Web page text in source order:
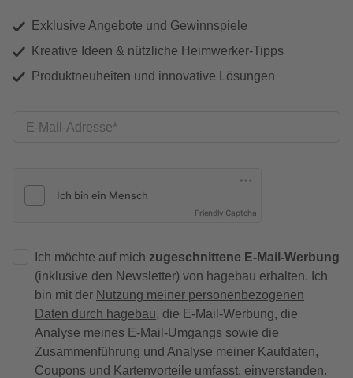
Exklusive Angebote und Gewinnspiele
Kreative Ideen & nützliche Heimwerker-Tipps
Produktneuheiten und innovative Lösungen
E-Mail-Adresse
Friendly Captcha
Ich möchte auf mich zugeschnittene E-Mail-Werbung
(inklusive den Newsletter) von hagebau erhalten. Ich
bin mit der Nutzung meiner personenbezogenen
Daten durch hagebau, die E-Mail-Werbung, die
Analyse meines E-Mail-Umgangs sowie die
Zusammenführung und Analyse meiner Kaufdaten,
Coupons und Kartenvorteile umfasst, einverstanden.